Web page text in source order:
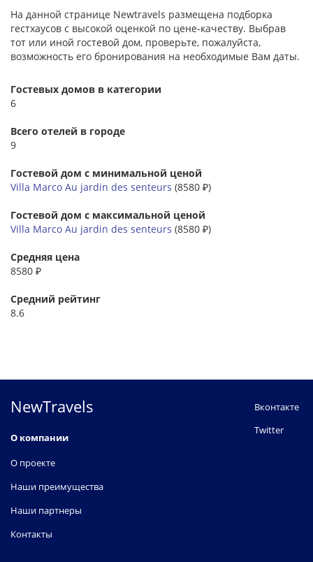
На данной странице Newtravels размещена подборка
гестхаусов с высокой оценкой по цене-качеству. Выбрав
тот или иной гостевой дом, проверьте, пожалуйста,
возможность его бронирования на необходимые Вам даты.
Гостевых домов в категории
6
Всего отелей в городе
9
Гостевой дом с минимальной ценой
Villa Marco Au jardin des senteurs (8580 ₽)
Гостевой дом с максимальной ценой
Villa Marco Au jardin des senteurs (8580 ₽)
Средняя цена
8580 ₽
Средний рейтинг
8.6
NewTravels
О компании
О проекте
Наши преимущества
Наши партнеры
Контакты
Вконтакте
Twitter